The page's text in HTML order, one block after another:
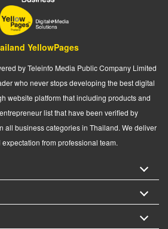
YellowPages
by Teleinfo Media Public Company Limited
who never stops developing the best digital
website platform that including products and
list that have been verified by
all business categories in Thailand. We deliver
from professional team.